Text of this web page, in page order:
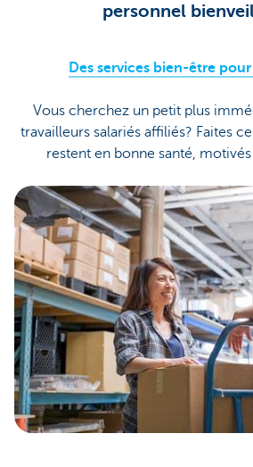
personnel
Des services bien-être
Vous cherchez un petit plus
travailleurs salariés affiliés? Faites
restent en bonne santé,